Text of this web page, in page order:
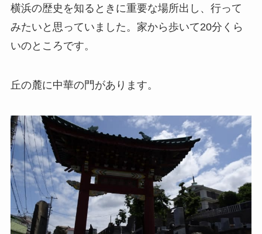
横浜の歴史を知るときに重要な場所出し、行って
みたいと思っていました。家から歩いて20分くら
いのところです。
丘の麓に中華の門があります。